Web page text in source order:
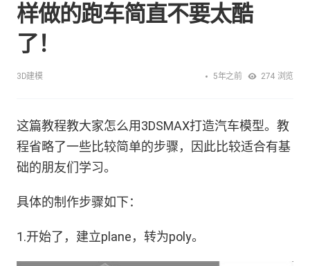
样做的跑车简直不要太酷
了！
3D建模 5年之前 274 浏览
这篇教程教大家怎么用3DSMAX打造汽车模型。教
程省略了一些比较简单的步骤，因此比较适合有基
础的朋友们学习。
具体的制作步骤如下：
1.开始了，建立plane，转为poly。